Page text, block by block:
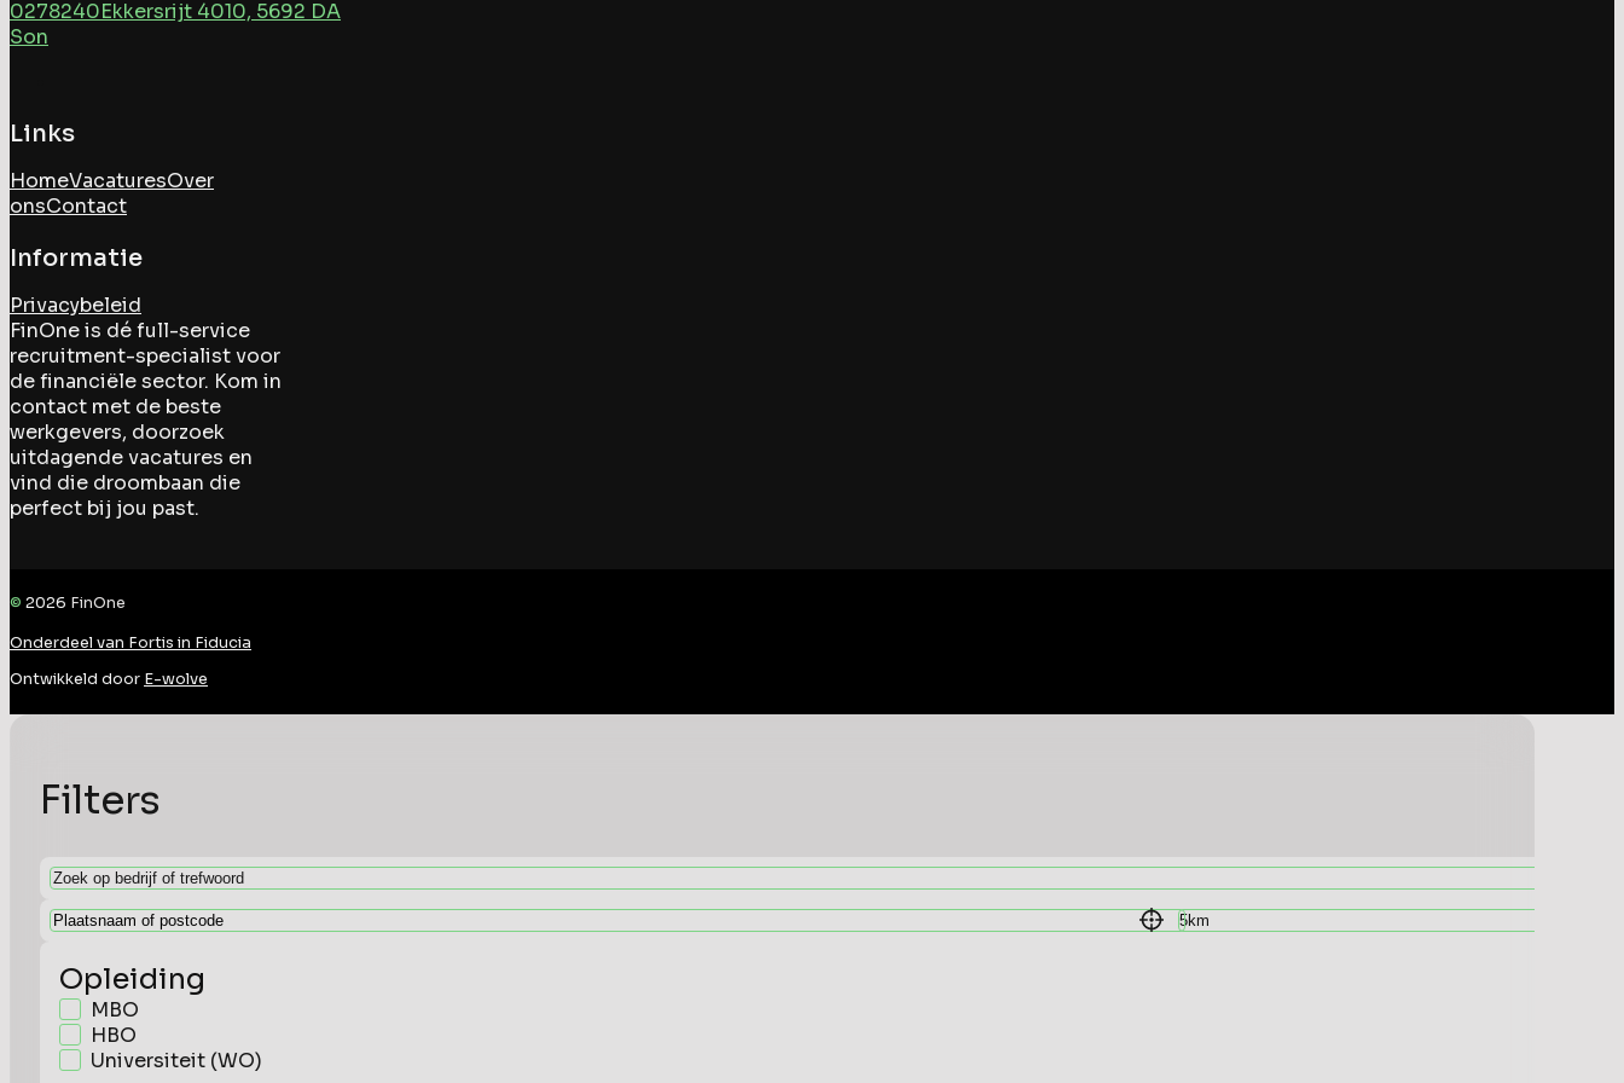
0278240Ekkersrijt 4010, 5692 DA
Son
Links
HomeVacaturesOver
onsContact
Informatie
Privacybeleid
FinOne is dé full-service
recruitment-specialist voor
de financiële sector. Kom in
contact met de beste
werkgevers, doorzoek
uitdagende vacatures en
vind die droombaan die
perfect bij jou past.
© 2026 FinOne
Onderdeel van Fortis in Fiducia
Ontwikkeld door E-wolve
Filters
Opleiding
MBO
HBO
Universiteit (WO)